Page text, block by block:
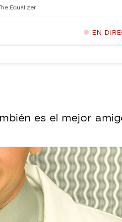
Equalizer
EN
es el mejor